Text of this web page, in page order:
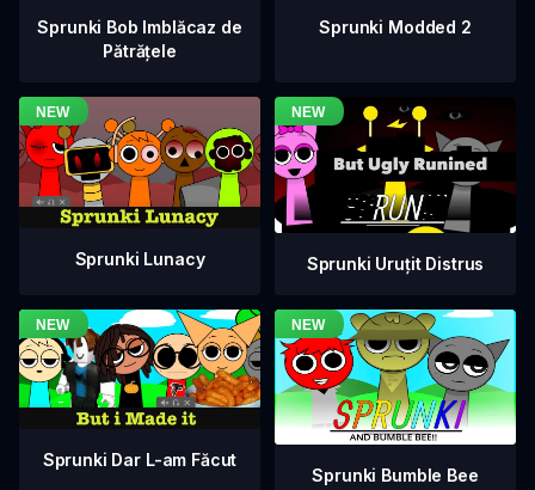
Sprunki Bob Imblăcaz de
Pătrățele
Sprunki Modded 2
Sprunki Lunacy Sprunki Uruțit Distrus
Sprunki Dar L-am Făcut
Sprunki Bumble Bee